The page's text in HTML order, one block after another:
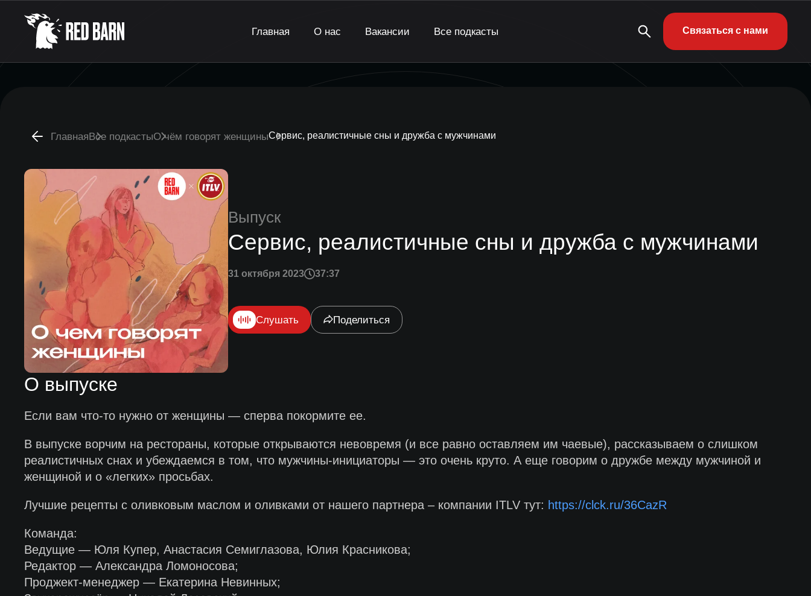
Главная О нас Вакансии Все подкасты Связаться с нами
ГлавнаяВсе подкастыО чём говорят женщиныСервис, реалистичные сны и дружба с мужчинами
Выпуск
Сервис, реалистичные сны и дружба с мужчинами
31 октября 2023 37:37
Слушать Поделиться
О выпуске
Если вам что-то нужно от женщины — сперва покормите ее.
В выпуске ворчим на рестораны, которые открываются невовремя (и все равно оставляем им чаевые), рассказываем о слишком
реалистичных снах и убеждаемся в том, что мужчины-инициаторы — это очень круто. А еще говорим о дружбе между мужчиной и
женщиной и о «легких» просьбах.
Лучшие рецепты с оливковым маслом и оливками от нашего партнера – компании ITLV тут: https://clck.ru/36CazR
Команда:
Ведущие — Юля Купер, Анастасия Семиглазова, Юлия Красникова;
Редактор — Александра Ломоносова;
Проджект-менеджер — Екатерина Невинных;